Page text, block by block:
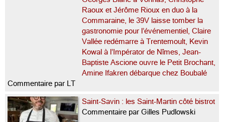
Raoux et Jérôme Rioux en duo à la
Commaraine, le 39V laisse tomber la
gastronomie pour l’événementiel, Claire
Vallée redémarre à Trentemoult, Kevin
Kowal à l’Impérator de Nîmes, Jean-
Baptiste Ascione ouvre le Petit Brochant,
Amine Ifakren débarque chez Boubalé
Commentaire par LT
Saint-Savin : les Saint-Martin côté bistrot
Commentaire par Gilles Pudlowski